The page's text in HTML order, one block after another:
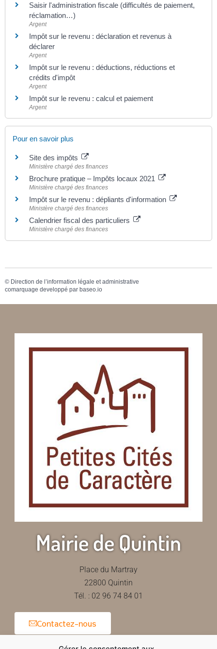
Saisir l'administration fiscale (difficultés de paiement,
réclamation…)
Argent
Impôt sur le revenu : déclaration et revenus à
déclarer
Argent
Impôt sur le revenu : déductions, réductions et
crédits d'impôt
Argent
Impôt sur le revenu : calcul et paiement
Argent
Pour en savoir plus
Site des impôts
Ministère chargé des finances
Brochure pratique – Impôts locaux 2021
Ministère chargé des finances
Impôt sur le revenu : dépliants d'information
Ministère chargé des finances
Calendrier fiscal des particuliers
Ministère chargé des finances
© Direction de l’information légale et administrative
comarquage developpé par baseo.io
Mairie de Quintin
Place du Martray
22800 Quintin
Tél. : 02 96 74 84 01
Contactez-nous